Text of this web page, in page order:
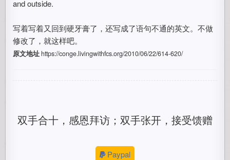
and outside.
写着写着又回到硬牙膏了，还写成了语句不通的英文。不做
修改了，就这样吧。
原文地址https://conge.livingwithfcs.org/2010/06/22/614-620/
双手合十，感恩拜访；双手张开，接受馈赠
Paypal